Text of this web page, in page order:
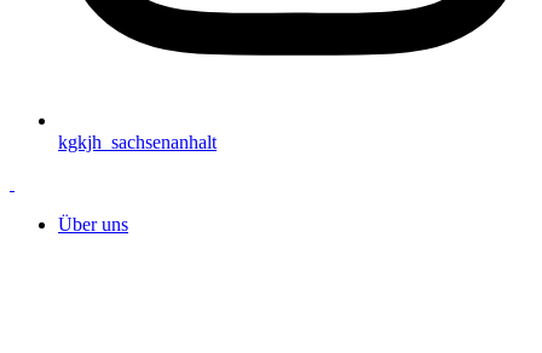
kgkjh_sachsenanhalt
Über uns